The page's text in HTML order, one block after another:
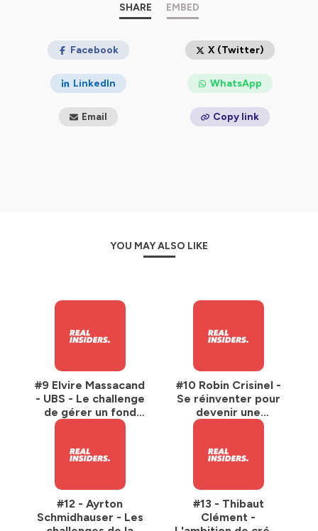
confidentialite
pour plus d'informations.
SHARE EMBED
Facebook X (Twitter)
LinkedIn WhatsApp
Email Copy link
YOU MAY ALSO LIKE
#9 Elvire Massacand
- UBS - Le challenge
de gérer un fond
immobilier en
#10 Robin Crisinel -
Se réinventer pour
devenir une
personnalité
paysage immobilier
Suisse romand
#12 - Ayrton
Schmidhauser - Les
#13 - Thibaut
Clément -